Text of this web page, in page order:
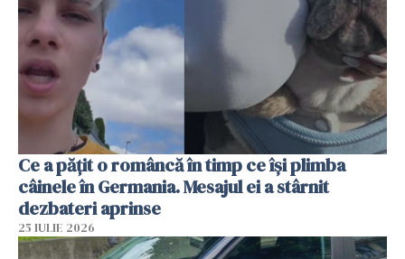
Ce a pățit o româncă în timp ce își plimba
câinele în Germania. Mesajul ei a stârnit
dezbateri aprinse
25 IULIE 2026